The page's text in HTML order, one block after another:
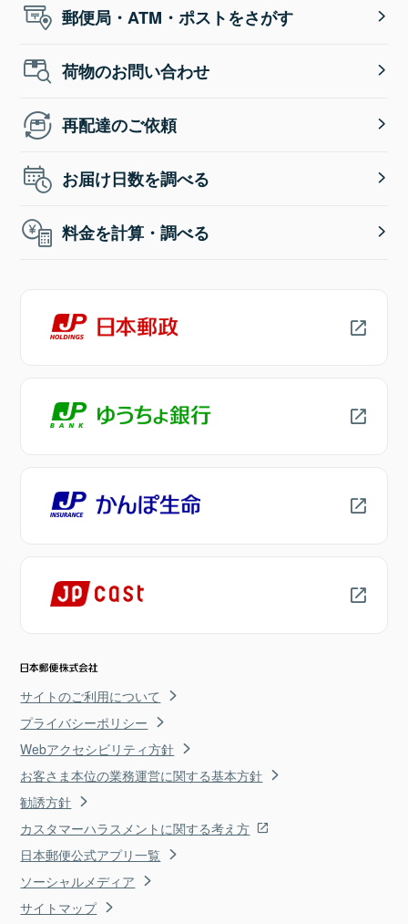
郵便局・ATM・ポストをさがす
荷物のお問い合わせ
再配達のご依頼
お届け日数を調べる
料金を計算・調べる
サイトのご利用について
プライバシーポリシー
Webアクセシビリティ方針
お客さま本位の業務運営に関する基本方針
勧誘方針
カスタマーハラスメントに関する考え方
日本郵便公式アプリ一覧
ソーシャルメディア
サイトマップ